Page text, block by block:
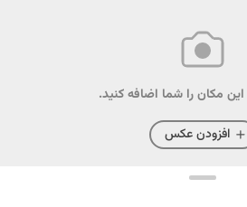
مکان را شما اضافه کنید.
افزودن عکس